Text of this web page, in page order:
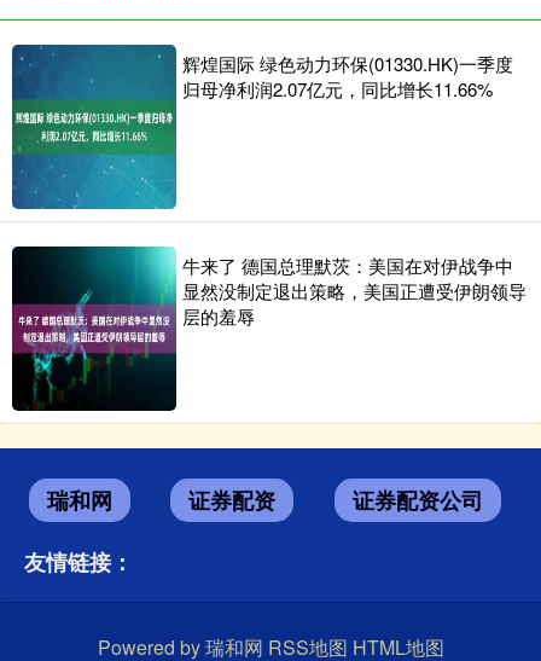
辉煌国际 绿色动力环保(01330.HK)一季度
归母净利润2.07亿元，同比增长11.66%
牛来了 德国总理默茨：美国在对伊战争中
显然没制定退出策略，美国正遭受伊朗领导
层的羞辱
瑞和网 证券配资
证券配资公司
友情链接：
Powered by瑞和网 RSS地图 HTML地图